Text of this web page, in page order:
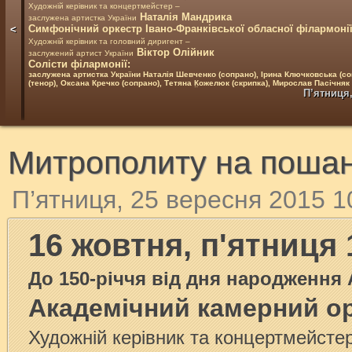
<
Художній керівник та концертмейстер –
заслужена артистка України
Наталія Мандрика
Симфонічний оркестр Івано-Франківської обласної філармонії
Художній керівник та головний диригент –
заслужений артист України
Віктор Олійник
Солісти філармонії:
заслужена артистка України Наталія Шевченко (сопрано), Ірина Ключковська
(тенор), Оксана Кречко (сопрано), Тетяна Кожелюк (скрипка), Мирослав
У програмі твори А.Страделли, А.Вівальді, Й.С.Баха, Ж.Масне, П.Масканьї,
Митрополиту на
П’ятниця, 25 вересня 2015
16 жовтня, п'ятниця
До 150-річчя від дня
Академічний камерний
Художній керівник та